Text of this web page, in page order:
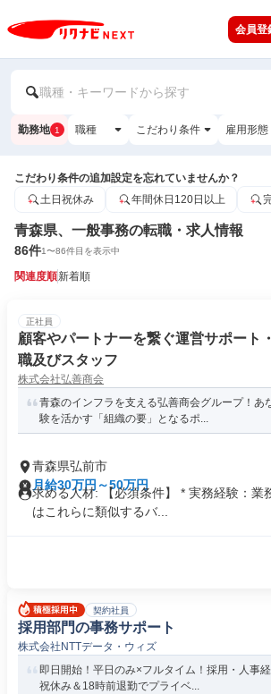
会員登
職種・キーワードから探す
勤務地 1 職種 こだわり条件 雇用形態
こだわり条件の追加設定を忘れていませんか？
土日祝休み
年間休日120日以上
青森県、一般事務の転職・求人情報
86件1〜86件目を表示中
関連度順新着順
正社員
顧客やパートナーを繋ぐ運営サポート
職及びスタッフ
株式会社弘善商会
青森のインフラを支える弘善商会グループ！あ
験を活かす「組織の要」となるポ...
青森県弘前市
月給30万円～50万円
求める人材: 【必須条件】 * 実務経験：業
はこれらに類似するバ...
契約社員
採用部門の事務サポート
株式会社NTTデータ・ウィズ
即日開始！平日のみ×フルタイム！採用・人事
祝休み＆18時前退勤でプライベ...